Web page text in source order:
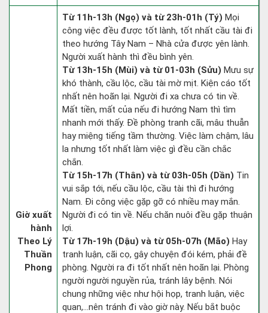
Giờ xuất
hành
Theo Lý
Thuần
Phong
Từ 11h-13h (Ngọ) và từ 23h-01h (Tý) Mọi
công việc đều được tốt lành, tốt nhất cầu tài đi
theo hướng Tây Nam – Nhà cửa được yên lành.
Người xuất hành thì đều bình yên.
Từ 13h-15h (Mùi) và từ 01-03h (Sửu) Mưu sự
khó thành, cầu lộc, cầu tài mờ mịt. Kiện cáo tốt
nhất nên hoãn lại. Người đi xa chưa có tin về.
Mất tiền, mất của nếu đi hướng Nam thì tìm
nhanh mới thấy. Đề phòng tranh cãi, mâu thuẫn
hay miệng tiếng tầm thường. Việc làm chậm, lâu
la nhưng tốt nhất làm việc gì đều cần chắc
chắn.
Từ 15h-17h (Thân) và từ 03h-05h (Dần) Tin
vui sắp tới, nếu cầu lộc, cầu tài thì đi hướng
Nam. Đi công việc gặp gỡ có nhiều may mắn.
Người đi có tin về. Nếu chăn nuôi đều gặp thuận
lợi.
Từ 17h-19h (Dậu) và từ 05h-07h (Mão) Hay
tranh luận, cãi cọ, gây chuyện đói kém, phải đề
phòng. Người ra đi tốt nhất nên hoãn lại. Phòng
người người nguyền rủa, tránh lây bệnh. Nói
chung những việc như hội họp, tranh luận, việc
quan,…nên tránh đi vào giờ này. Nếu bắt buộc